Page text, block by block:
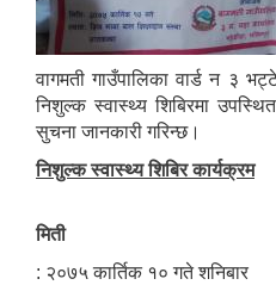
वागमती गाउँपालिका वार्ड न ३
निशुल्क स्वास्थ्य शिबिरमा
सुचना जानकारी गरिन्छ।
निशुल्क स्वास्थ्य शिबिर कार्यक्रम
मिती
: २०७५ कार्तिक १० गते शनिबार